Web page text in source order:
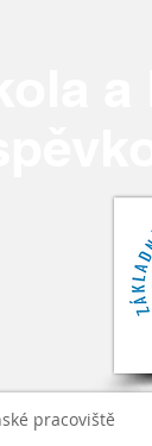
pracoviště